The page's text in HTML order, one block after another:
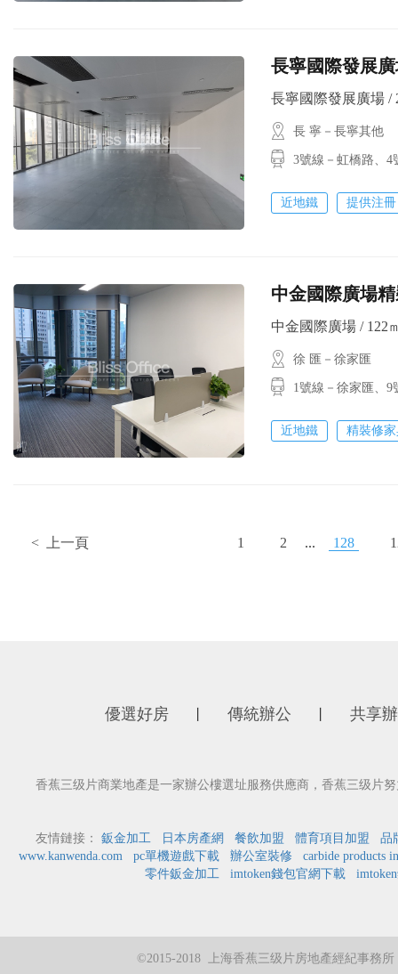
長寧國際發展
長寧國際發展廣場 /
長 寧－長寧其他
3號線－虹橋路
近地鐵 提供注冊
中金國際廣場
中金國際廣場 / 122
徐 匯－徐家匯
1號線－徐家匯、
近地鐵 精裝修
1 2 ... 128
< 上一頁
優選好房 傳統辦公 共享
香蕉三级片商業地產是一家辦公樓選址服務供應商，香蕉三级片努
友情鏈接： 鈑金加工 日本房產網 餐飲加盟 體育項目加盟
品
www.kanwenda.com
pc單機遊戲下載 辦公室裝修
carbide products
零件鈑金加工
imtoken錢包官網下載
©2015-2018 上海香蕉三级片房地產經紀事務